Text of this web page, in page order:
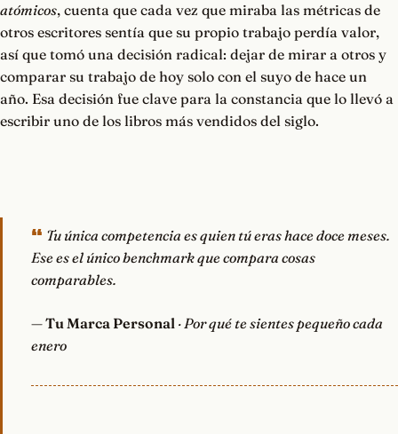
atómicos, cuenta que cada vez que miraba las métricas de
otros escritores sentía que su propio trabajo perdía valor,
así que tomó una decisión radical: dejar de mirar a otros y
comparar su trabajo de hoy solo con el suyo de hace un
año. Esa decisión fue clave para la constancia que lo llevó a
escribir uno de los libros más vendidos del siglo.
Tu única competencia es quien tú eras hace doce meses.
Ese es el único benchmark que compara cosas
comparables.
—Tu Marca Personal · Por qué te sientes pequeño cada
enero